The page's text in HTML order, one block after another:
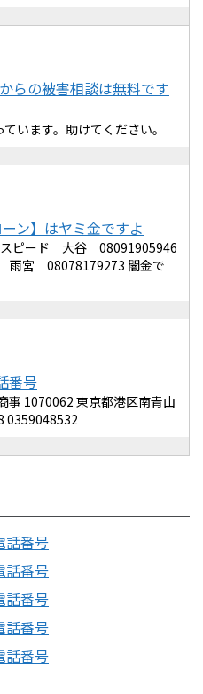
らの被害相談は無料です
います。助けてください。
ン】はヤミ金ですよ
ピード 大谷 08091905946
宮 08078179273 闇金で
番号
事 1070062 東京都港区南青山
0359048532
話番号
話番号
話番号
話番号
話番号